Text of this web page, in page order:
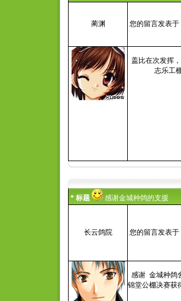
蔺渊 您的留言发表于
盖比在次发挥
志乐工棚
学生蔺
* 标题 感谢金城种鸽的支援
长云鸽院 您的留言发表于
感谢 金城种鸽
锦堂公棚决赛获